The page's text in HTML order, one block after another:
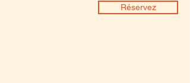
Réservez